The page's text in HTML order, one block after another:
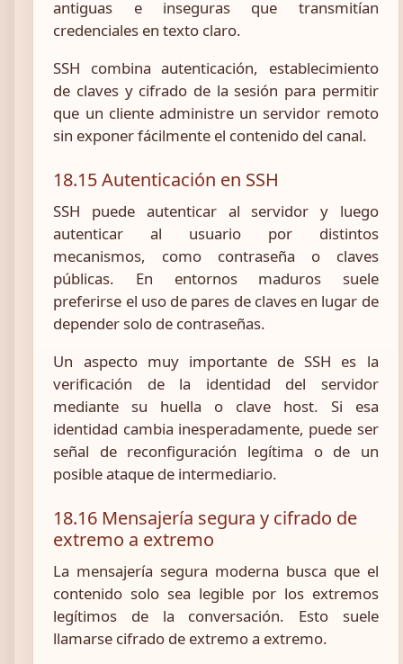
antiguas e inseguras que transmitían
credenciales en texto claro.
SSH combina autenticación, establecimiento
de claves y cifrado de la sesión para permitir
que un cliente administre un servidor remoto
sin exponer fácilmente el contenido del canal.
18.15 Autenticación en SSH
SSH puede autenticar al servidor y luego
autenticar al usuario por distintos
mecanismos, como contraseña o claves
públicas. En entornos maduros suele
preferirse el uso de pares de claves en lugar de
depender solo de contraseñas.
Un aspecto muy importante de SSH es la
verificación de la identidad del servidor
mediante su huella o clave host. Si esa
identidad cambia inesperadamente, puede ser
señal de reconfiguración legítima o de un
posible ataque de intermediario.
18.16 Mensajería segura y cifrado de
extremo a extremo
La mensajería segura moderna busca que el
contenido solo sea legible por los extremos
legítimos de la conversación. Esto suele
llamarse cifrado de extremo a extremo.